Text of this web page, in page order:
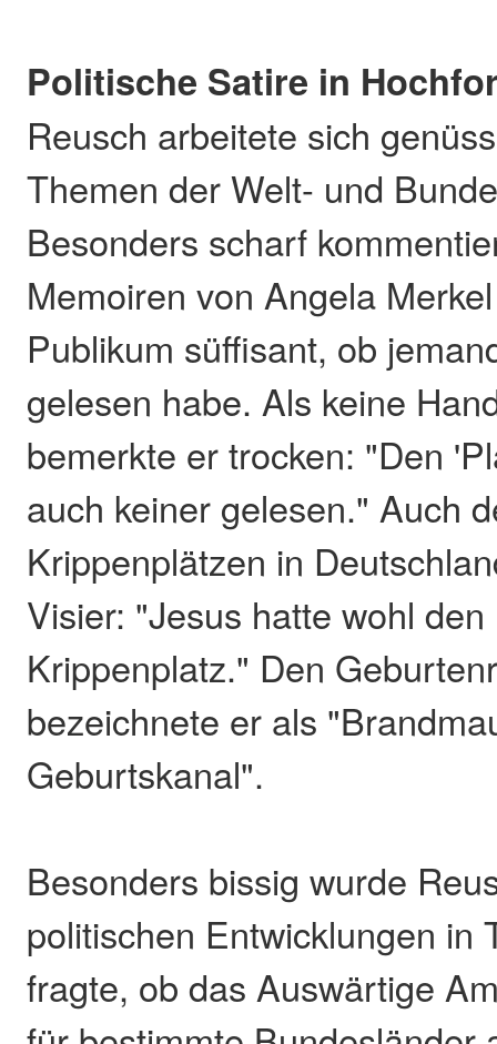
Politische Satire in
Reusch arbeitete sich
Themen der Welt- und
Besonders scharf
Memoiren von Angela
Publikum süffisant, ob
gelesen habe. Als keine
bemerkte er trocken: "Den
auch keiner gelesen." Auch
Krippenplätzen in
Visier: "Jesus hatte wohl
Krippenplatz." Den
bezeichnete er als
Geburtskanal".
Besonders bissig wurde
politischen Entwicklungen in
fragte, ob das Auswärtige